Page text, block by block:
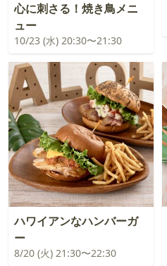
心に刺さる！焼き鳥メニ
ュー
10/23 (水) 20:30〜21:30
ハワイアンなハンバーガ
ー
8/20 (火) 21:30〜22:30